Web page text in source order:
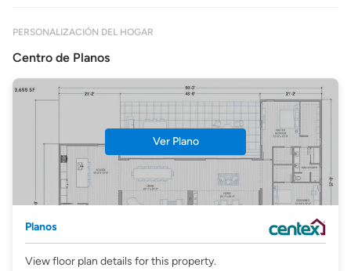
PERSONALIZACIÓN DEL HOGAR
Centro de Planos
Ver Plano
Planos
View floor plan details for this property.